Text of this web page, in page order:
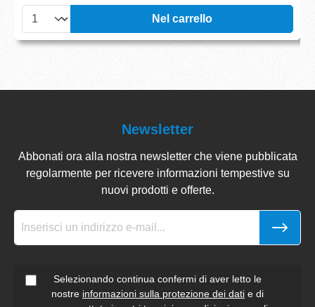
Nel carrello
Newsletter
Abbonati ora alla nostra newsletter che viene pubblicata
regolarmente per ricevere informazioni tempestive su
nuovi prodotti e offerte.
Selezionando continua confermi di aver letto le
nostre informazioni sulla protezione dei dati e di